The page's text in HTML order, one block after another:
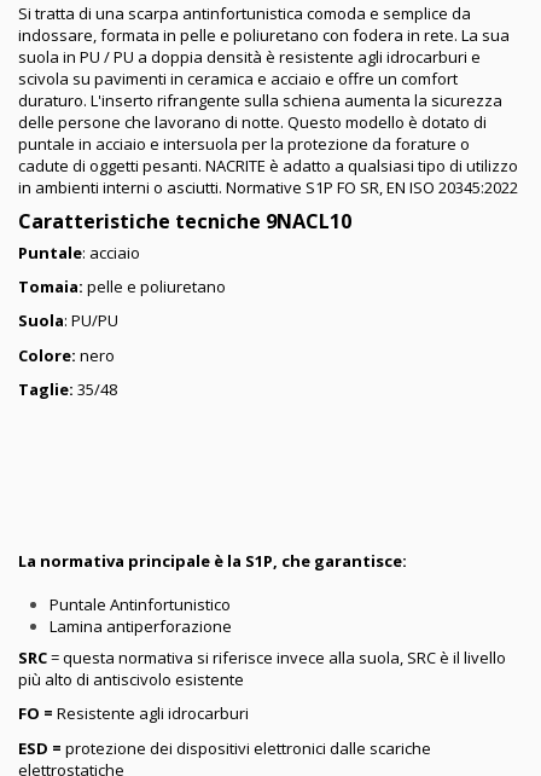
Si tratta di una scarpa antinfortunistica comoda e semplice da
indossare, formata in pelle e poliuretano con fodera in rete. La sua
suola in PU / PU a doppia densità è resistente agli idrocarburi e
scivola su pavimenti in ceramica e acciaio e offre un comfort
duraturo. L'inserto rifrangente sulla schiena aumenta la sicurezza
delle persone che lavorano di notte. Questo modello è dotato di
puntale in acciaio e intersuola per la protezione da forature o
cadute di oggetti pesanti. NACRITE è adatto a qualsiasi tipo di utilizzo
in ambienti interni o asciutti. Normative S1P FO SR, EN ISO 20345:2022
Caratteristiche tecniche 9NACL10
Puntale: acciaio
Tomaia: pelle e poliuretano
Suola: PU/PU
Colore: nero
Taglie: 35/48
La normativa principale è la S1P, che garantisce:
Puntale Antinfortunistico
Lamina antiperforazione
SRC= questa normativa si riferisce invece alla suola, SRC è il livello
più alto di antiscivolo esistente
FO = Resistente agli idrocarburi
ESD = protezione dei dispositivi elettronici dalle scariche
elettrostatiche